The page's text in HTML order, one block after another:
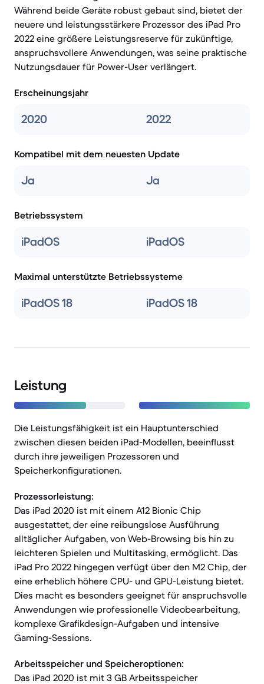
Während beide Geräte robust gebaut sind, bietet der
neuere und leistungsstärkere Prozessor des iPad Pro
2022 eine größere Leistungsreserve für zukünftige,
anspruchsvollere Anwendungen, was seine praktische
Nutzungsdauer für Power-User verlängert.
Erscheinungsjahr
2020 2022
Kompatibel mit dem neuesten Update
Ja Ja
Betriebssystem
iPadOS iPadOS
Maximal unterstützte Betriebssysteme
iPadOS 18 iPadOS 18
Leistung
Die Leistungsfähigkeit ist ein Hauptunterschied
zwischen diesen beiden iPad-Modellen, beeinflusst
durch ihre jeweiligen Prozessoren und
Speicherkonfigurationen.
Prozessorleistung:
Das iPad 2020 ist mit einem A12 Bionic Chip
ausgestattet, der eine reibungslose Ausführung
alltäglicher Aufgaben, von Web-Browsing bis hin zu
leichteren Spielen und Multitasking, ermöglicht. Das
iPad Pro 2022 hingegen verfügt über den M2 Chip, der
eine erheblich höhere CPU- und GPU-Leistung bietet.
Dies macht es besonders geeignet für anspruchsvolle
Anwendungen wie professionelle Videobearbeitung,
komplexe Grafikdesign-Aufgaben und intensive
Gaming-Sessions.
Arbeitsspeicher und Speicheroptionen:
Das iPad 2020 ist mit 3 GB Arbeitsspeicher